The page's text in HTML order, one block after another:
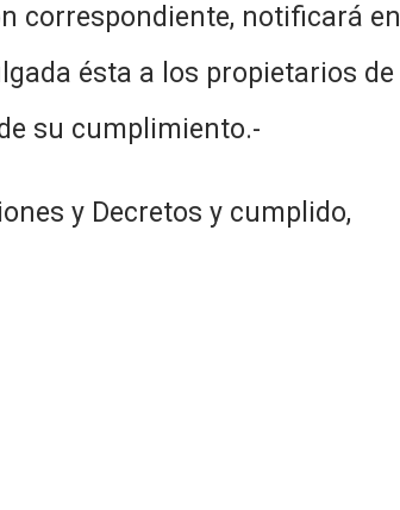
correspondiente, notificará en
ésta a los propietarios de
su cumplimiento.-
y Decretos y cumplido,